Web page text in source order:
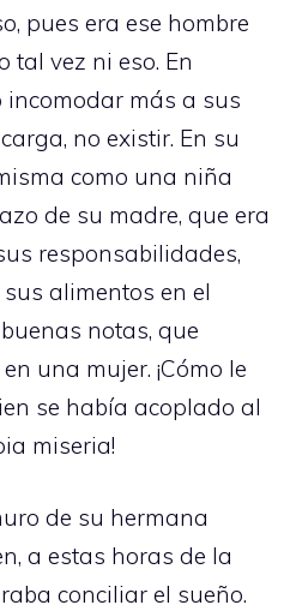
pues era ese hombre
tal vez ni eso. En
más a sus
no existir. En su
como una niña
de su madre, que era
responsabilidades,
alimentos en el
notas, que
una mujer. ¡Cómo le
se había acoplado al
miseria!
de su hermana
a estas horas de la
conciliar el sueño.